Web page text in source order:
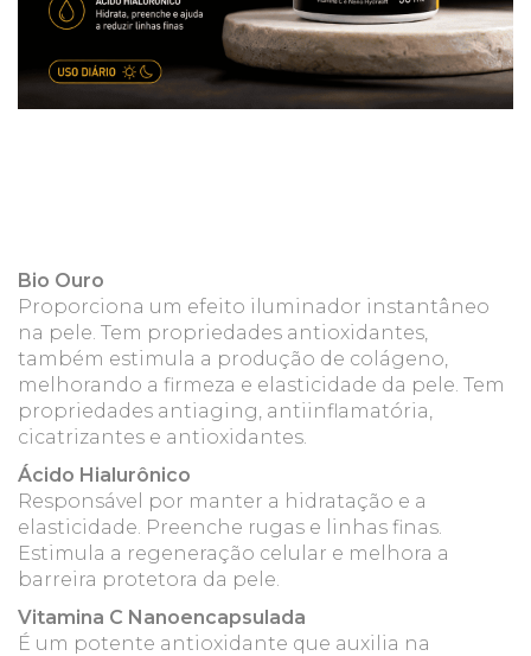
Bio Ouro
Proporciona um efeito iluminador instantâneo
na pele. Tem propriedades antioxidantes,
também estimula a produção de colágeno,
melhorando a firmeza e elasticidade da pele. Tem
propriedades antiaging, antiinflamatória,
cicatrizantes e antioxidantes.
Ácido Hialurônico
Responsável por manter a hidratação e a
elasticidade. Preenche rugas e linhas finas.
Estimula a regeneração celular e melhora a
barreira protetora da pele.
Vitamina C Nanoencapsulada
É um potente antioxidante que auxilia na